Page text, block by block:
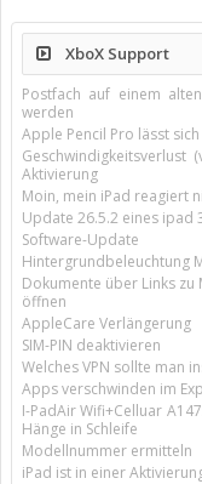
XboX Support
Postfach auf einem
werden
Apple Pencil Pro lässt
Aktivierung
Moin, mein iPad reagiert
Update 26.5.2 eines ipad
Software-Update
Hintergrundbeleuchtung
Dokumente über Links
öffnen
AppleCare Verlängerung
SIM-PIN deaktivieren
Welches VPN sollte man
Apps verschwinden im
I-PadAir Wifi+Celluar
Hänge in Schleife
Modellnummer ermitteln
iPad ist in einer